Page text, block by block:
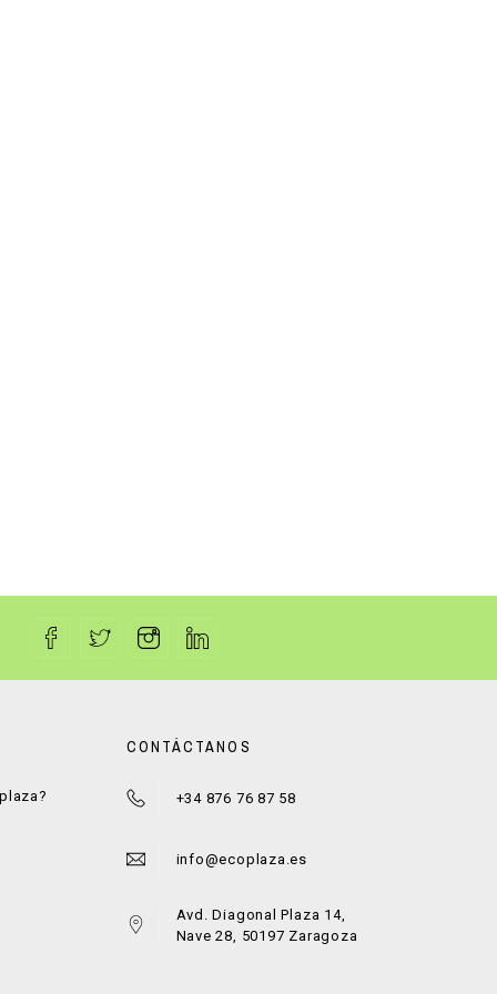
CONTÁCTANOS
+34 876 76 87 58
info@ecoplaza.es
Avd. Diagonal Plaza 14,
Nave 28, 50197 Zaragoza